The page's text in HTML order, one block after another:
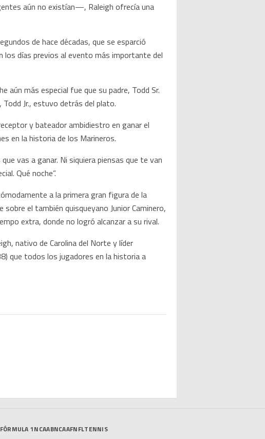
aún no existían—, Raleigh ofrecía una
de hace décadas, que se esparció
los días previos al evento más importante del
aún más especial fue que su padre, Todd Sr.
Jr., estuvo detrás del plato.
y bateador ambidiestro en ganar el
en la historia de los Marineros.
vas a ganar. Ni siquiera piensas que te van
Qué noche”.
a la primera gran figura de la
el también quisqueyano Junior Caminero,
extra, donde no logró alcanzar a su rival.
nativo de Carolina del Norte y líder
que todos los jugadores en la historia a
FÓRMULA 1NCAABNCAAFNFLTENNIS